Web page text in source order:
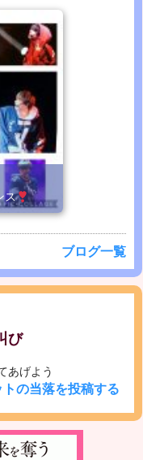
ス
ブログ一覧
び
あげよう
の当落を投稿する